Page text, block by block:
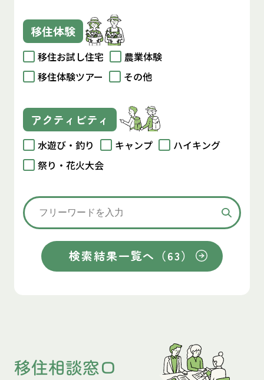
移住体験
移住お試し住宅
農業体験
移住体験ツアー
その他
アクティビティ
水遊び・釣り キャンプ
ハイキング
祭り・花火大会
移住相談窓口